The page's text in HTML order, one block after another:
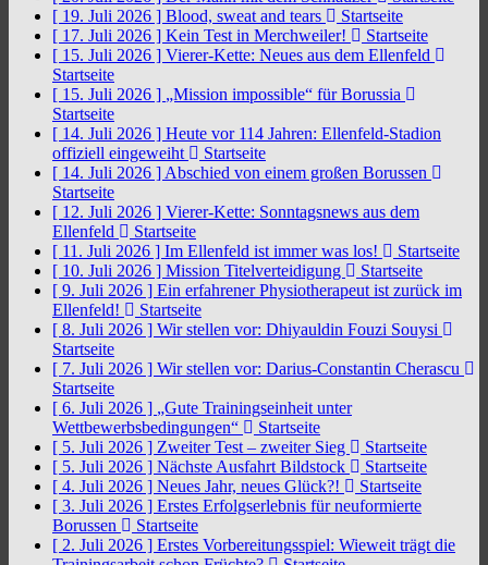
[ 19. Juli 2026 ] Blood, sweat and tears
Startseite
[ 17. Juli 2026 ] Kein Test in Merchweiler!
Startseite
[ 15. Juli 2026 ] Vierer-Kette: Neues aus dem Ellenfeld
Startseite
[ 15. Juli 2026 ] „Mission impossible“ für Borussia
Startseite
[ 14. Juli 2026 ] Heute vor 114 Jahren: Ellenfeld-Stadion
offiziell eingeweiht
Startseite
[ 14. Juli 2026 ] Abschied von einem großen Borussen
Startseite
[ 12. Juli 2026 ] Vierer-Kette: Sonntagsnews aus dem
Ellenfeld
Startseite
[ 11. Juli 2026 ] Im Ellenfeld ist immer was los!
Startseite
[ 10. Juli 2026 ] Mission Titelverteidigung
Startseite
[ 9. Juli 2026 ] Ein erfahrener Physiotherapeut ist zurück im
Ellenfeld!
Startseite
[ 8. Juli 2026 ] Wir stellen vor: Dhiyauldin Fouzi Souysi
Startseite
[ 7. Juli 2026 ] Wir stellen vor: Darius-Constantin Cherascu
Startseite
[ 6. Juli 2026 ] „Gute Trainingseinheit unter
Wettbewerbsbedingungen“
Startseite
[ 5. Juli 2026 ] Zweiter Test – zweiter Sieg
Startseite
[ 5. Juli 2026 ] Nächste Ausfahrt Bildstock
Startseite
[ 4. Juli 2026 ] Neues Jahr, neues Glück?!
Startseite
[ 3. Juli 2026 ] Erstes Erfolgserlebnis für neuformierte
Borussen
Startseite
[ 2. Juli 2026 ] Erstes Vorbereitungsspiel: Wieweit trägt die